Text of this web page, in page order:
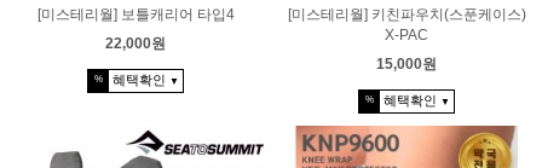
[미스테리월] 보틀캐리어 타입4
22,000원
% 혜택확인 ▼
[미스테리월] 키친파우치(스푼케이스)
X-PAC
15,000원
% 혜택확인 ▼